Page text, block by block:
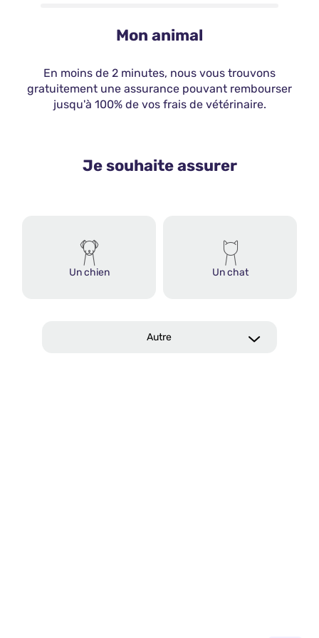
Mon animal
En moins de 2 minutes, nous vous trouvons
gratuitement une assurance pouvant rembourser
jusqu'à 100% de vos frais de vétérinaire.
Je souhaite assurer
Un chien Un chat
Autre